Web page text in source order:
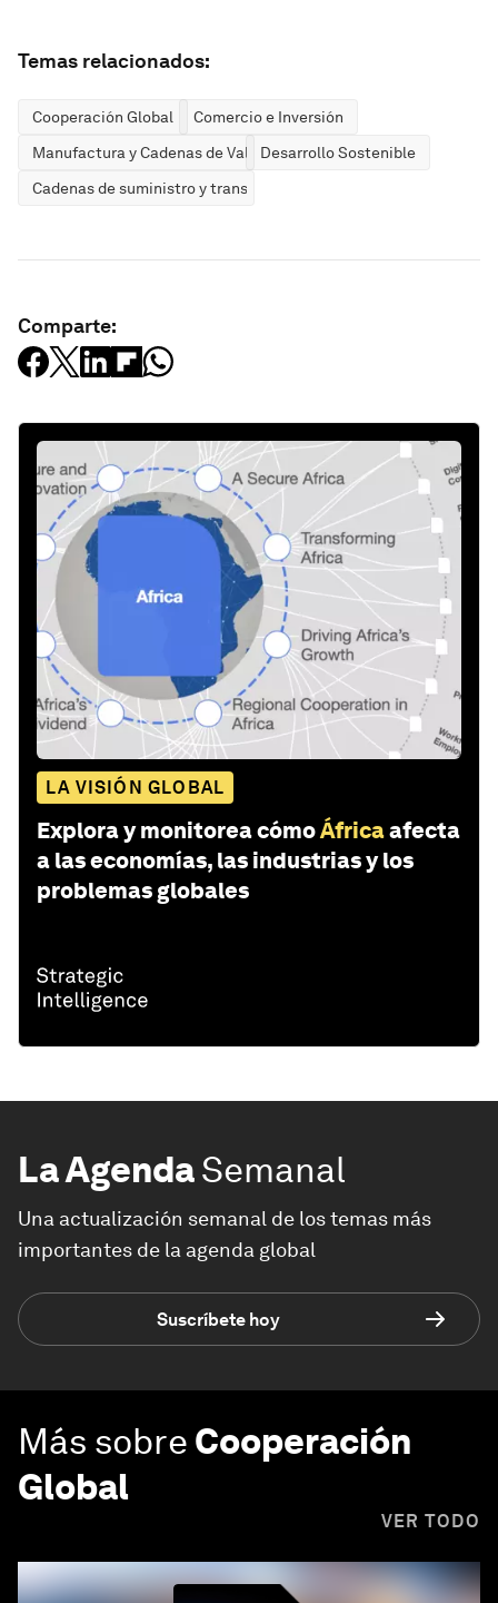
Temas relacionados:
Cooperación Global
Comercio e Inversión
Manufactura y Cadenas de ValorDesarrollo Sostenible
Cadenas de suministro y transporte
Comparte:
LA VISIÓN GLOBAL
Explora y monitorea cómoÁfricaafecta
a las economías, las industrias y los
problemas globales
La AgendaSemanal
Una actualización semanal de los temas más
importantes de la agenda global
Suscríbete hoy
Más sobre Cooperación
Global
VER TODO